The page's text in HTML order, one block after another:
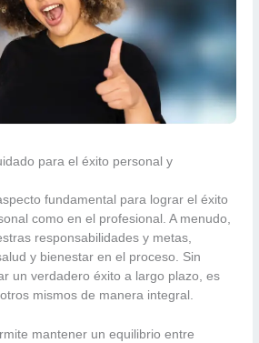
para el éxito personal y
fundamental para lograr el éxito
como en el profesional. A menudo,
responsabilidades y metas,
y bienestar en el proceso. Sin
un verdadero éxito a largo plazo, es
mismos de manera integral.
mantener un equilibrio entre